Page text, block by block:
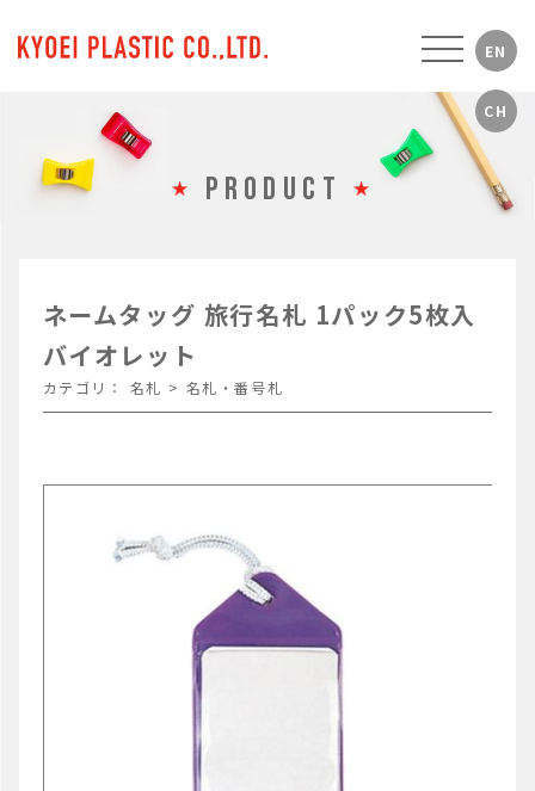
PRODUCT
ネームタッグ 旅行名札 1パック5枚入
バイオレット
カテゴリ： 名札 > 名札・番号札